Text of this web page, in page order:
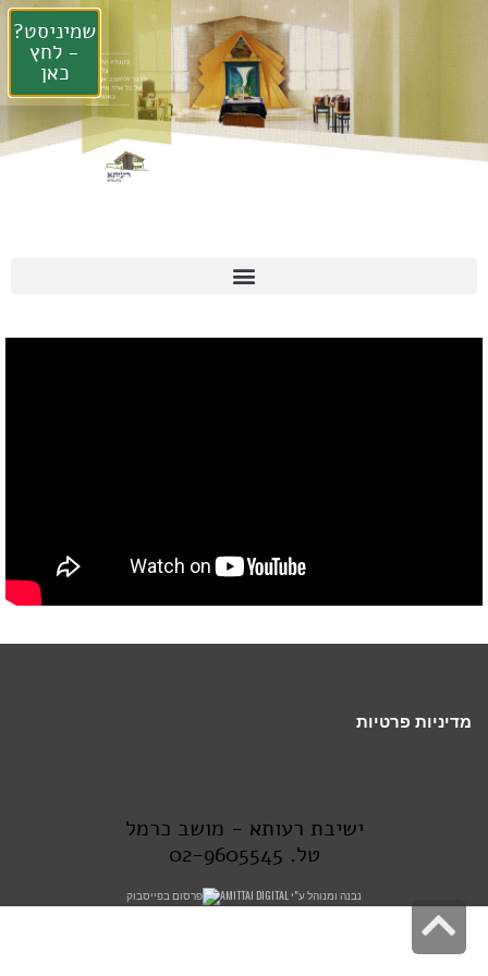
מדיניות פרטיות
ישיבת רעותא - מושב כרמל
טל. 02-9605545
נבנה ומנוהל ע"י AMITTAI DIGITAL פרסום בפייסבוק
גלילה לראש העמוד
שמיניסט?
- לחץ
כאן